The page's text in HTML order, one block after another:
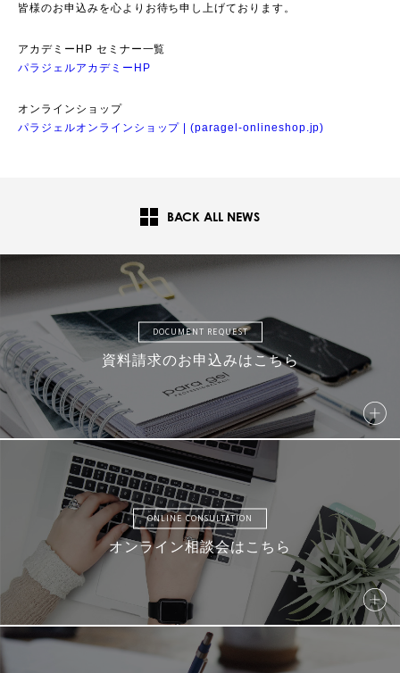
皆様のお申込みを心よりお待ち申し上げております。
アカデミーHP セミナー一覧
パラジェルアカデミーHP
オンラインショップ
パラジェルオンラインショップ | (paragel-onlineshop.jp)
BACK ALL NEWS
DOCUMENT REQUEST
資料請求のお申込みはこちら
ONLINE CONSULTATION
オンライン相談会はこちら